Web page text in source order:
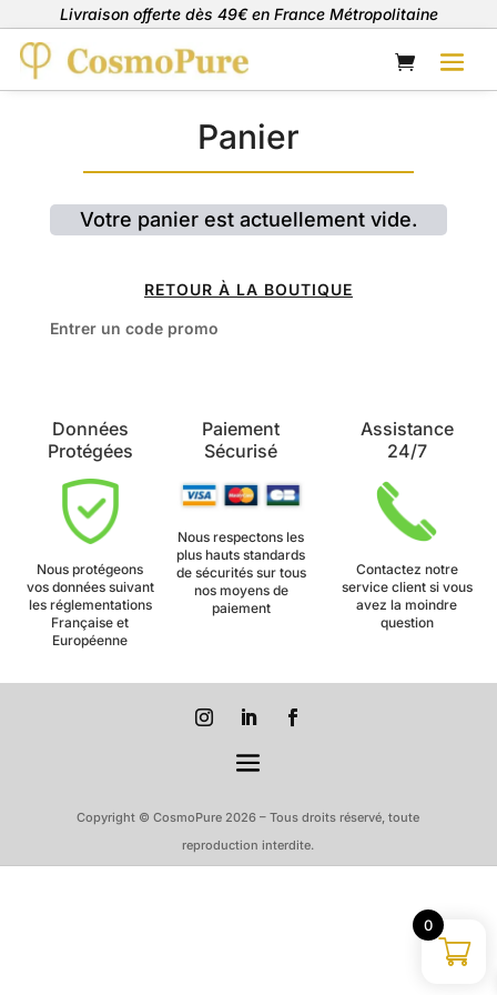
Livraison offerte dès 49€ en France Métropolitaine
Panier
Votre panier est actuellement vide.
RETOUR À LA BOUTIQUE
Entrer un code promo
Données
Protégées
Nous protégeons
vos données suivant
les réglementations
Française et
Européenne
Paiement
Sécurisé
Nous respectons les
plus hauts standards
de sécurités sur tous
nos moyens de
paiement
Assistance
24/7
Contactez notre
service client si vous
avez la moindre
question
Copyright © CosmoPure 2026 – Tous droits réservé, toute
reproduction interdite.
0